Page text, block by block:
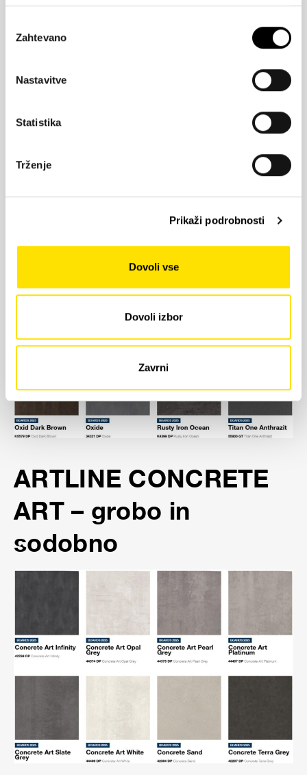
soglasja
Zahtevano
Nastavitve
Statistika
Trženje
Prikaži podrobnosti
Dovoli vse
Dovoli izbor
Zavrni
ARTLINE METAL ART –
industrijsko in
ARTLINE CONCRETE
ART – grobo in
sodobno